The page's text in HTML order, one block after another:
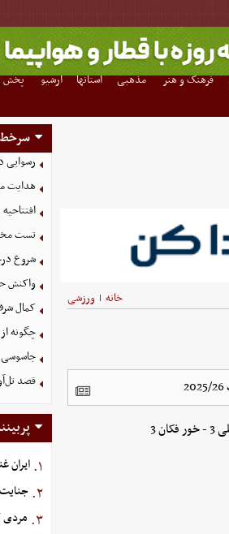
فرهنگ و هنر مذهبی استانها آرشیو پخش
خانه | ورزشی
سرخط
رسوایی
هدایت
تست
شروع
واکنش
کمال
چگونه
جاسوسی
قصد
۱. ایران
۲.
۳. مردی که